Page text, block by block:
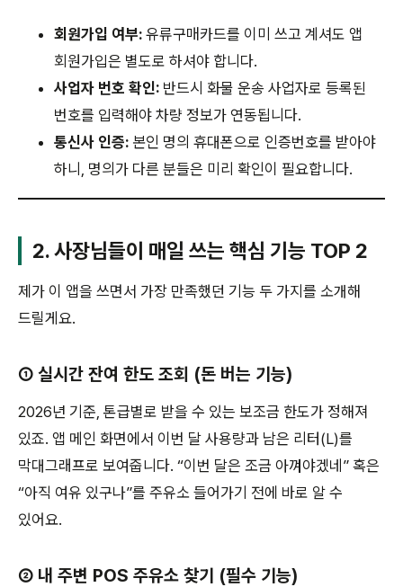
회원가입 여부: 유류구매카드를 이미 쓰고 계셔도 앱
회원가입은 별도로 하셔야 합니다.
사업자 번호 확인: 반드시 화물 운송 사업자로 등록된
번호를 입력해야 차량 정보가 연동됩니다.
통신사 인증: 본인 명의 휴대폰으로 인증번호를 받아야
하니, 명의가 다른 분들은 미리 확인이 필요합니다.
2. 사장님들이 매일 쓰는 핵심 기능 TOP 2
제가 이 앱을 쓰면서 가장 만족했던 기능 두 가지를 소개해
드릴게요.
① 실시간 잔여 한도 조회 (돈 버는 기능)
2026년 기준, 톤급별로 받을 수 있는 보조금 한도가 정해져
있죠. 앱 메인 화면에서 이번 달 사용량과 남은 리터(L)를
막대그래프로 보여줍니다. “이번 달은 조금 아껴야겠네” 혹은
“아직 여유 있구나”를 주유소 들어가기 전에 바로 알 수
있어요.
② 내 주변 POS 주유소 찾기 (필수 기능)